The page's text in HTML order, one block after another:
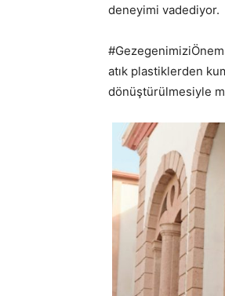
deneyimi vadediyor.
atık plastiklerden
dönüştürülmesiyle